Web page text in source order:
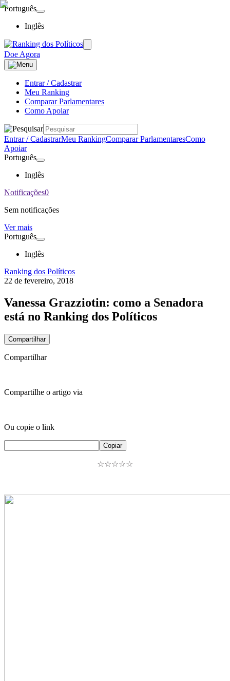
Português
Inglês
Doe Agora
Entrar / Cadastrar
Meu Ranking
Comparar Parlamentares
Como Apoiar
Entrar / CadastrarMeu RankingComparar ParlamentaresComo
Apoiar
Português
Inglês
Notificações0
Sem notificações
Ver mais
Português
Inglês
Ranking dos Políticos
22 de fevereiro, 2018
Vanessa Grazziotin: como a Senadora
está no Ranking dos Políticos
Compartilhar
Compartilhar
Compartilhe o artigo via
Ou copie o link
Copiar
☆☆☆☆☆